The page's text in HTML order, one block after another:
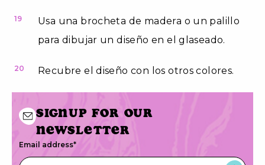
19
Usa una brocheta de madera o un palillo
para dibujar un diseño en el glaseado.
20 Recubre el diseño con los otros colores.
Signup for our
newsletter
Email address*